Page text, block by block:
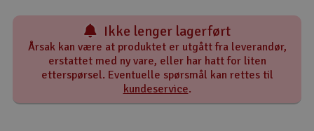
Helikopter
Kamerautstyr
Ikke lenger lagerført
Årsak kan være at produktet er utgått fra leverandør,
erstattet med ny vare, eller har hatt for liten
etterspørsel. Eventuelle spørsmål kan rettes til
kundeservice.